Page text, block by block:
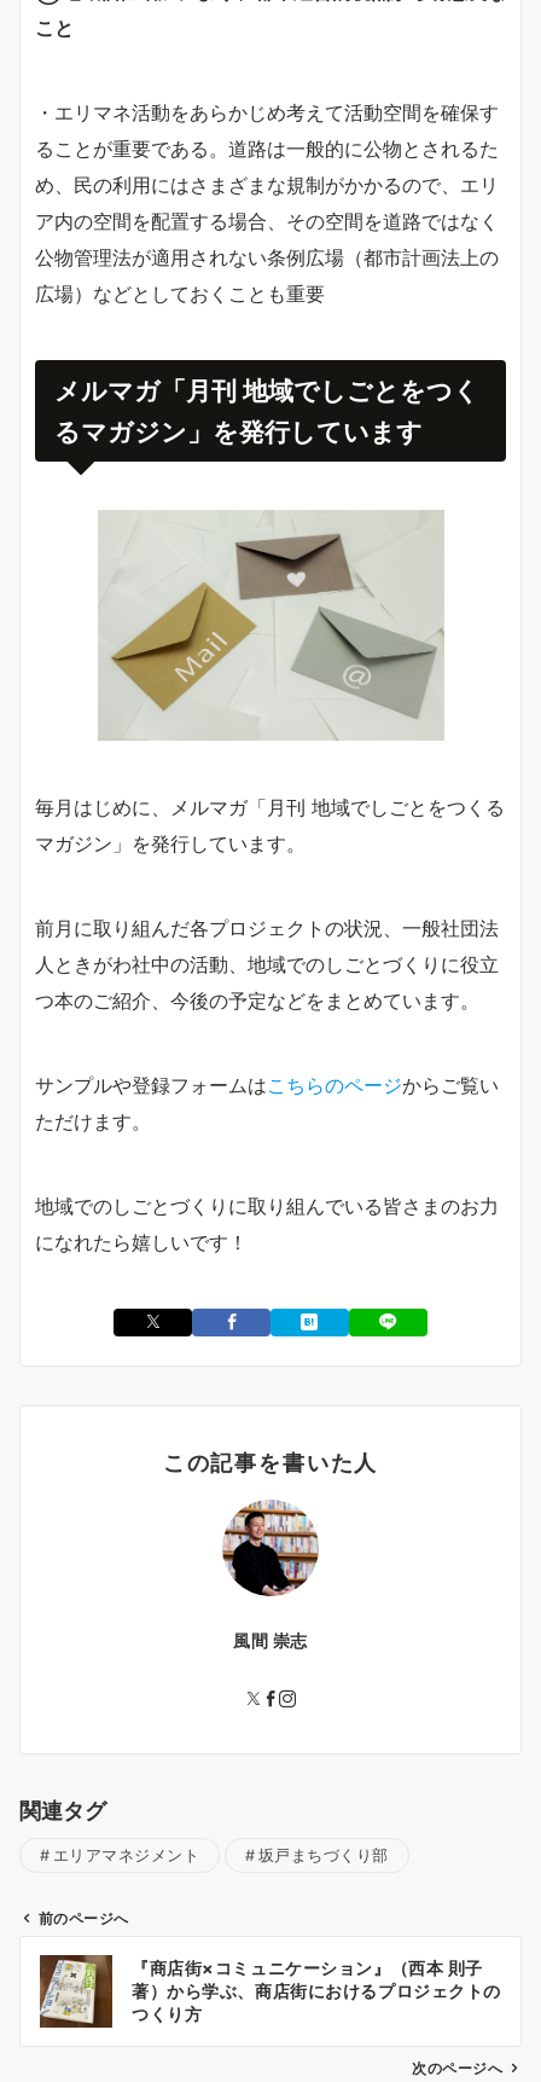
こと
・エリマネ活動をあらかじめ考えて活動空間を確保す
ることが重要である。道路は一般的に公物とされるた
め、民の利用にはさまざまな規制がかかるので、エリ
ア内の空間を配置する場合、その空間を道路ではなく
公物管理法が適用されない条例広場（都市計画法上の
広場）などとしておくことも重要
メルマガ「月刊 地域でしごとをつく
るマガジン」を発行しています
毎月はじめに、メルマガ「月刊 地域でしごとをつくる
マガジン」を発行しています。
前月に取り組んだ各プロジェクトの状況、一般社団法
人ときがわ社中の活動、地域でのしごとづくりに役立
つ本のご紹介、今後の予定などをまとめています。
サンプルや登録フォームはこちらのページからご覧い
ただけます。
地域でのしごとづくりに取り組んでいる皆さまのお力
になれたら嬉しいです！
この記事を書いた人
風間 崇志
関連タグ
エリアマネジメント 坂戸まちづくり部
前のページへ
『商店街×コミュニケーション』（西本 則子
著）から学ぶ、商店街におけるプロジェクトの
つくり方
次のページへ